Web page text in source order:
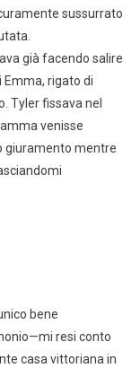
sussurrato
già facendo salire
Emma, rigato di
Tyler fissava nel
venisse
giuramento mentre
bene
resi conto
casa vittoriana in